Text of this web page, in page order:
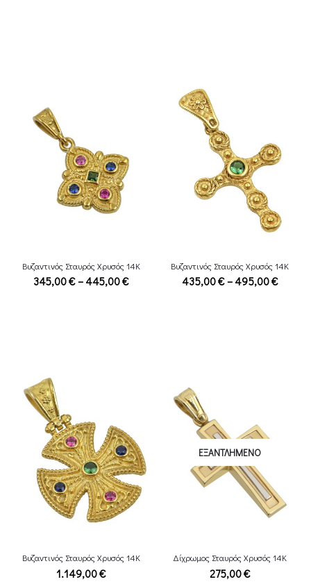
Βυζαντινός Σταυρός Χρυσός 14Κ
345,00€– 445,00€Price
Βυζαντινός Σταυρός Χρυσός 14Κ
435,00€– 495,00€Price
Βυζαντινός Σταυρός Χρυσός 14Κ
1.149,00€
ΕΞΑΝΤΛΗΜΈΝΟ
Δίχρωμος Σταυρός Χρυσός 14Κ
275,00€